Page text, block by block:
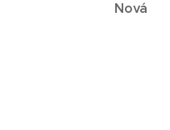
Nová
Kč
Kč